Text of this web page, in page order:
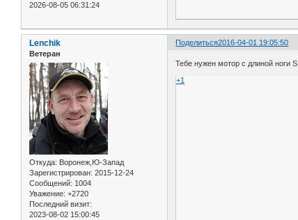
2026-08-05 06:31:24
Поделиться2016-04-01 19:05:50
Lenchik
Ветеран
Откуда: Воронеж,Ю-Запад
Зарегистрирован: 2015-12-24
Сообщений: 1004
Уважение: +2720
Последний визит:
2023-08-02 15:00:45
Тебе нужен мотор с длиной ноги S
+1